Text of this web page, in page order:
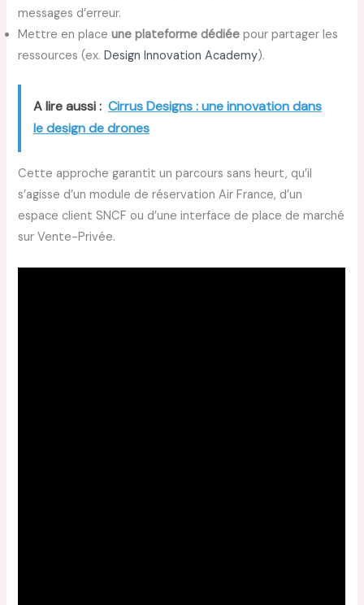
messages d’erreur.
Mettre en placeune plateforme dédiée pour partager les
ressources (ex.Design Innovation Academy).
A lire aussi : Cirrus Designs : une innovation dans
le design de drones
Cette approche garantit un parcours sans heurt, qu’il
s’agisse d’un module de réservation Air France, d’un
espace client SNCF ou d’une interface de place de marché
sur Vente-Privée.